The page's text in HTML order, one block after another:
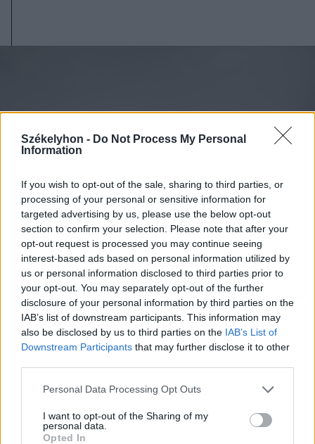
Székelyhon - Do Not Process My Personal
Information
If you wish to opt-out of the sale, sharing to third parties, or
processing of your personal or sensitive information for
targeted advertising by us, please use the below opt-out
section to confirm your selection. Please note that after your
opt-out request is processed you may continue seeing
interest-based ads based on personal information utilized by
us or personal information disclosed to third parties prior to
your opt-out. You may separately opt-out of the further
disclosure of your personal information by third parties on the
IAB’s list of downstream participants. This information may
also be disclosed by us to third parties on the IAB’s List of
Downstream Participants that may further disclose it to other
Personal Data Processing Opt Outs
I want to opt-out of the Sharing of my
personal data.
Opted In
2026. augusztus 08., szombat
Románia irányából érkező ukrán
csalidrón robbant fel Bulgáriában –
frissítve